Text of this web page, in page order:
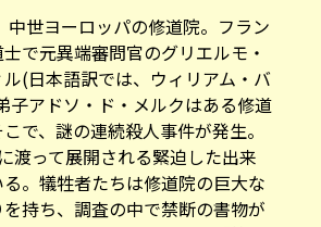
中世ヨーロッパの修道院。フラン
で元異端審問官のグリエルモ・
(日本語訳では、ウィリアム・バ
子アドソ・ド・メルクはある修道
で、謎の連続殺人事件が発生。
渡って展開される緊迫した出来
。犠牲者たちは修道院の巨大な
持ち、調査の中で禁断の書物が